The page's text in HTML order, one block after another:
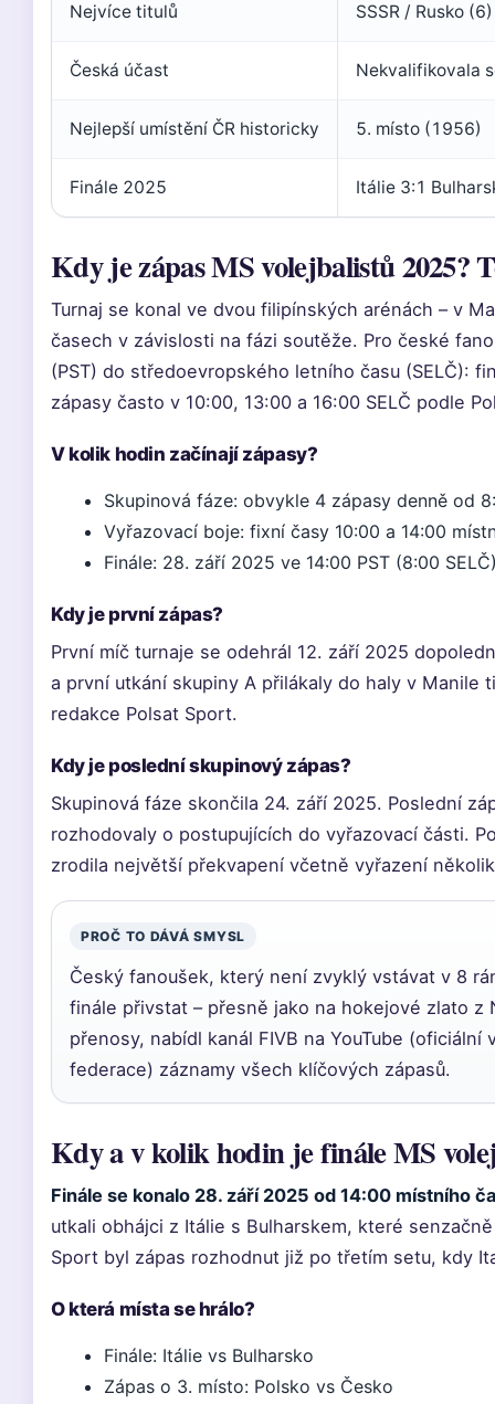
Nejvíce titulů SSSR / Rusko (6)
Česká účast Nekvalifikovala
Nejlepší umístění ČR historicky 5. místo (1956)
Finále 2025 Itálie 3:1
Kdy je zápas MS volejbalistů 2025?
Turnaj se konal ve dvou filipínských arénách – v
časech v závislosti na fázi soutěže. Pro české
(PST) do středoevropského letního času (SELČ):
zápasy často v 10:00, 13:00 a 16:00 SELČ podle
V kolik hodin začínají zápasy?
Skupinová fáze: obvykle 4 zápasy denně od
Vyřazovací boje: fixní časy 10:00 a 14:00
Finále: 28. září 2025 ve 14:00 PST (8:00
Kdy je první zápas?
První míč turnaje se odehrál 12. září 2025
a první utkání skupiny A přilákaly do haly v Manile
redakce Polsat Sport.
Kdy je poslední skupinový zápas?
Skupinová fáze skončila 24. září 2025. Poslední
rozhodovaly o postupujících do vyřazovací části.
zrodila největší překvapení včetně vyřazení
PROČ TO DÁVÁ SMYSL
Český fanoušek, který není zvyklý vstávat v 8
finále přivstat – přesně jako na hokejové zlato z
přenosy, nabídl kanál FIVB na YouTube
federace) záznamy všech klíčových zápasů.
Kdy a v kolik hodin je finále MS
Finále se konalo 28. září 2025 od 14:00 místního
utkali obhájci z Itálie s Bulharskem, které
Sport byl zápas rozhodnut již po třetím setu, kdy
O která místa se hrálo?
Finále: Itálie vs Bulharsko
Zápas o 3. místo: Polsko vs Česko